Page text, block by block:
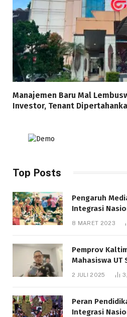
Manajemen Baru Mal
Investor, Tenant
Top Posts
Pengaruh
Integrasi
8 MARET 2023
Pemprov
Mahasiswa UT
Bantuan
2 JULI 2025
Peran
Integrasi